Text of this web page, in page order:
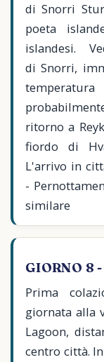
di Snorri
poeta
islandesi.
di Snorri,
ritorno a
fiordo di
L'arrivo in
-
similare
GIORNO 8
Prima
giornata alla
Lagoon,
centro città.